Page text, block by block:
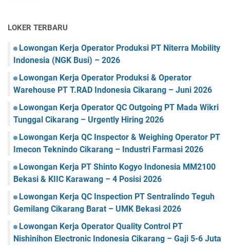
LOKER TERBARU
Lowongan Kerja Operator Produksi PT Niterra Mobility
Indonesia (NGK Busi) – 2026
Lowongan Kerja Operator Produksi & Operator
Warehouse PT T.RAD Indonesia Cikarang – Juni 2026
Lowongan Kerja Operator QC Outgoing PT Mada Wikri
Tunggal Cikarang – Urgently Hiring 2026
Lowongan Kerja QC Inspector & Weighing Operator PT
Imecon Teknindo Cikarang – Industri Farmasi 2026
Lowongan Kerja PT Shinto Kogyo Indonesia MM2100
Bekasi & KIIC Karawang – 4 Posisi 2026
Lowongan Kerja QC Inspection PT Sentralindo Teguh
Gemilang Cikarang Barat – UMK Bekasi 2026
Lowongan Kerja Operator Quality Control PT
Nishinihon Electronic Indonesia Cikarang – Gaji 5-6 Juta